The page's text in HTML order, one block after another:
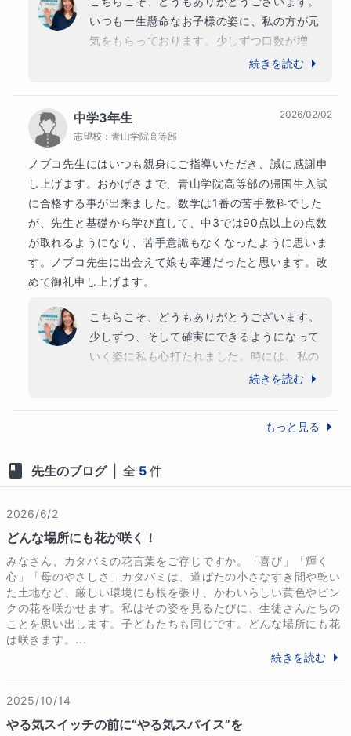
いつも一生懸命なお子様の姿に、私の方が元
気をもらっております。少しずつ口数が増
え、笑顔を見せてくれることも増えました。
す。その目の輝きを見ると、とても嬉しくな
り教えることに対しても「楽しさ」を感じま
す。いくつになっても「初心忘るべからず」
です。お子様の前向きに取り組む姿と、保護
者様のサポートに心から感謝しております。
こちらこそ、末長くどうぞよろしくお願い申
し上げます。
続きを読む
中学3年生
志望校： 青山学院高等部
2026/02/02
ノブコ先生にはいつも親身にご指導いただき、誠に感謝申
し上げます。おかげさまで、青山学院高等部の帰国生入試
に合格する事が出来ました。数学は1番の苦手教科でした
が、先生と基礎から学び直して、中3では90点以上の点数
が取れるようになり、苦手意識もなくなったように思いま
す。ノブコ先生に出会えて娘も幸運だったと思います。改
めて御礼申し上げます。
こちらこそ、どうもありがとうございます。
少しずつ、そして確実にできるようになって
いく姿に私も心打たれました。時には、私の
方が「なるほど。そういう考えもあるの
長できたことを心から嬉しく思います。合格
は、お子様の努力の成果、そしてそこには保
張りに、そして保護者様の支えに心から感謝
合格、おめでとうございます。
続きを読む
もっと見る
先生のブログ 全 5 件
2026/6/2
どんな場所にも花が咲く！
みなさん、カタバミの花言葉をご存じですか。「喜び」「輝く
心」「母のやさしさ」カタバミは、道ばたの小さなすき間や乾い
た土地など、厳しい環境にも根を張り、かわいらしい黄色やピン
クの花を咲かせます。私はその姿を見るたびに、生徒さんたちの
ことを思い出します。子どもたちも同じです。どんな場所にも花
は咲きます。...
続きを読む
2025/10/14
やる気スイッチの前に“やる気スパイス”を